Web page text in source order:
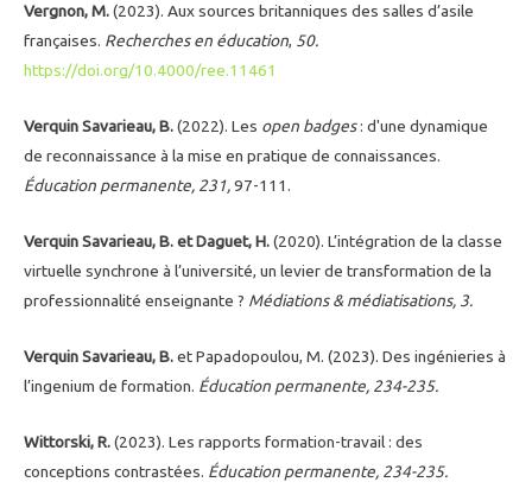
Vergnon, M.(2023). Aux sources britanniques des salles d’asile
françaises. Recherches en éducation, 50.
https://doi.org/10.4000/ree.11461
Verquin Savarieau, B.(2022). Les open badges: d'une dynamique
de reconnaissance à la mise en pratique de connaissances.
Éducation permanente, 231,97-111.
Verquin Savarieau, B. et Daguet, H.(2020). L’intégration de la classe
virtuelle synchrone à l’université, un levier de transformation de la
professionnalité enseignante ? Médiations & médiatisations, 3.
Verquin Savarieau, B.et Papadopoulou, M. (2023). Des ingénieries à
l’ingenium de formation. Éducation permanente, 234-235.
Wittorski, R.(2023). Les rapports formation-travail : des
conceptions contrastées. Éducation permanente, 234-235.